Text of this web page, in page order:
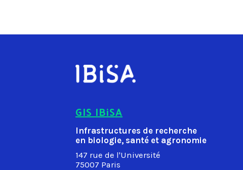
GIS IBiSA
Infrastructures de recherche
en biologie, santé et agronomie
147 rue de l'Université
75007 Paris